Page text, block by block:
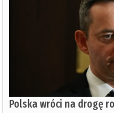
Polska wróci na drogę